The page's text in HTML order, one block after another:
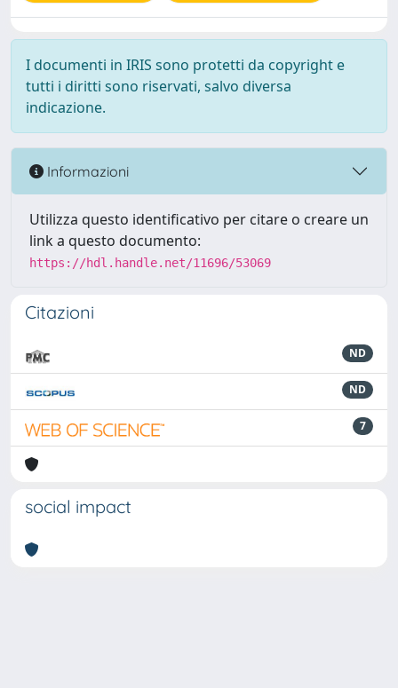
I documenti in IRIS sono protetti da copyright e
tutti i diritti sono riservati, salvo diversa
indicazione.
Informazioni
Utilizza questo identificativo per citare o creare un
link a questo documento:
https://hdl.handle.net/11696/53069
Citazioni
ND
ND
7
social impact